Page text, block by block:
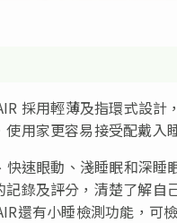
採用輕薄及指環式設計
用家更容易接受配戴入
速眼動、淺睡眠和深睡
錄及評分，清楚了解
還有小睡檢測功能，可